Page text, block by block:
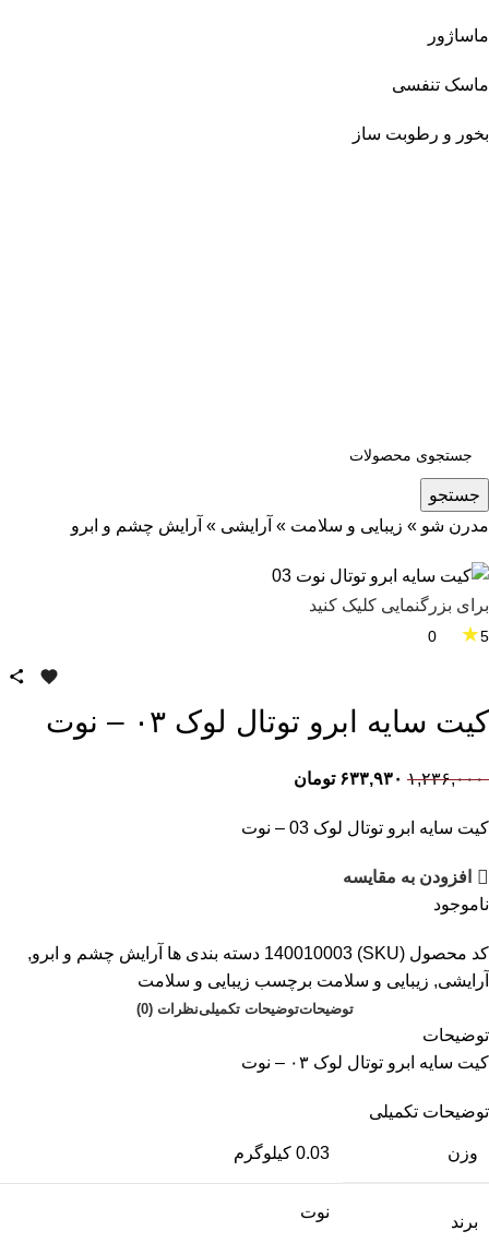
ماساژور
ماسک تنفسی
بخور و رطوبت ساز
جستجو
مدرن شو » زیبایی و سلامت » آرایشی » آرایش چشم و ابرو
برای بزرگنمایی کلیک کنید
5
★
کیت سایه ابرو توتال لوک ۰۳ – نوت
۱,۲۳۶,۰۰۰ ۶۳۳,۹۳۰ تومان
كیت سایه ابرو توتال لوک 03 – نوت
افزودن به مقایسه
ناموجود
کد محصول (SKU) 140010003 دسته بندی ها آرایش چشم و ابرو,
آرایشی, زیبایی و سلامت برچسب زیبایی و سلامت
توضیحاتتوضیحات تکمیلینظرات (0)
توضیحات
کیت سایه ابرو توتال لوک ۰۳ – نوت
توضیحات تکمیلی
وزن 0.03 کیلوگرم
برند
نوت